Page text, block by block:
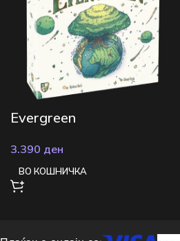
Evergreen
3.390 ден
ВО КОШНИЧКА